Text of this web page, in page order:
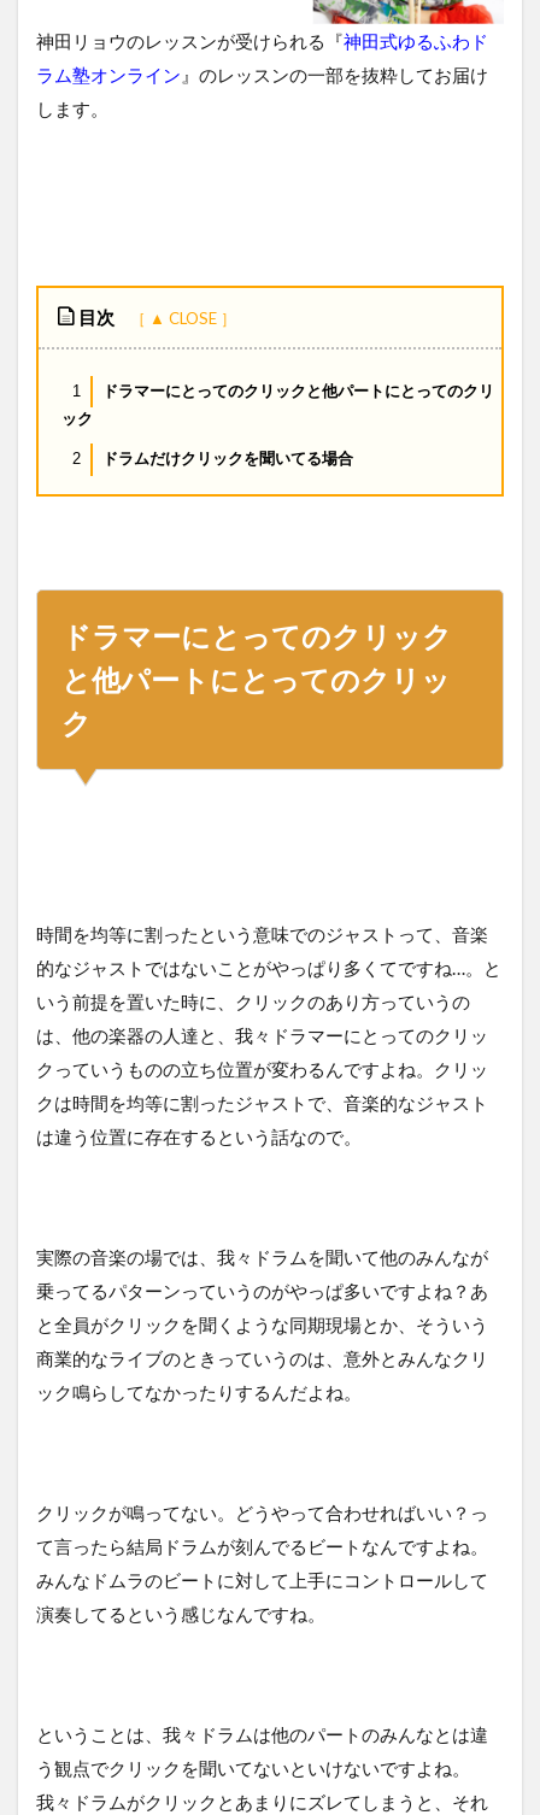
神田リョウのレッスンが受けられる『神田式ゆるふわド
ラム塾オンライン 』のレッスンの一部を抜粋してお届け
します。
目次
1
ドラマーにとってのクリックと他パートにとってのクリ
ック
2 ドラムだけクリックを聞いてる場合
ドラマーにとってのクリック
と他パートにとってのクリッ
ク
時間を均等に割ったという意味でのジャストって、音楽
的なジャストではないことがやっぱり多くてですね…。と
いう前提を置いた時に、クリックのあり方っていうの
は、他の楽器の人達と、我々ドラマーにとってのクリッ
クっていうものの立ち位置が変わるんですよね。クリッ
クは時間を均等に割ったジャストで、音楽的なジャスト
は違う位置に存在するという話なので。
実際の音楽の場では、我々ドラムを聞いて他のみんなが
乗ってるパターンっていうのがやっぱ多いですよね？あ
と全員がクリックを聞くような同期現場とか、そういう
商業的なライブのときっていうのは、意外とみんなクリ
ック鳴らしてなかったりするんだよね。
クリックが鳴ってない。どうやって合わせればいい？っ
て言ったら結局ドラムが刻んでるビートなんですよね。
みんなドムラのビートに対して上手にコントロールして
演奏してるという感じなんですね。
ということは、我々ドラムは他のパートのみんなとは違
う観点でクリックを聞いてないといけないですよね。
我々ドラムがクリックとあまりにズレてしまうと、それ